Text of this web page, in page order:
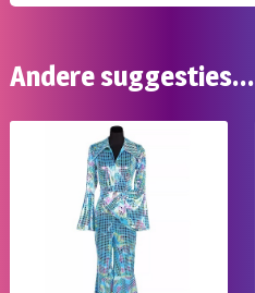
Andere suggesties…